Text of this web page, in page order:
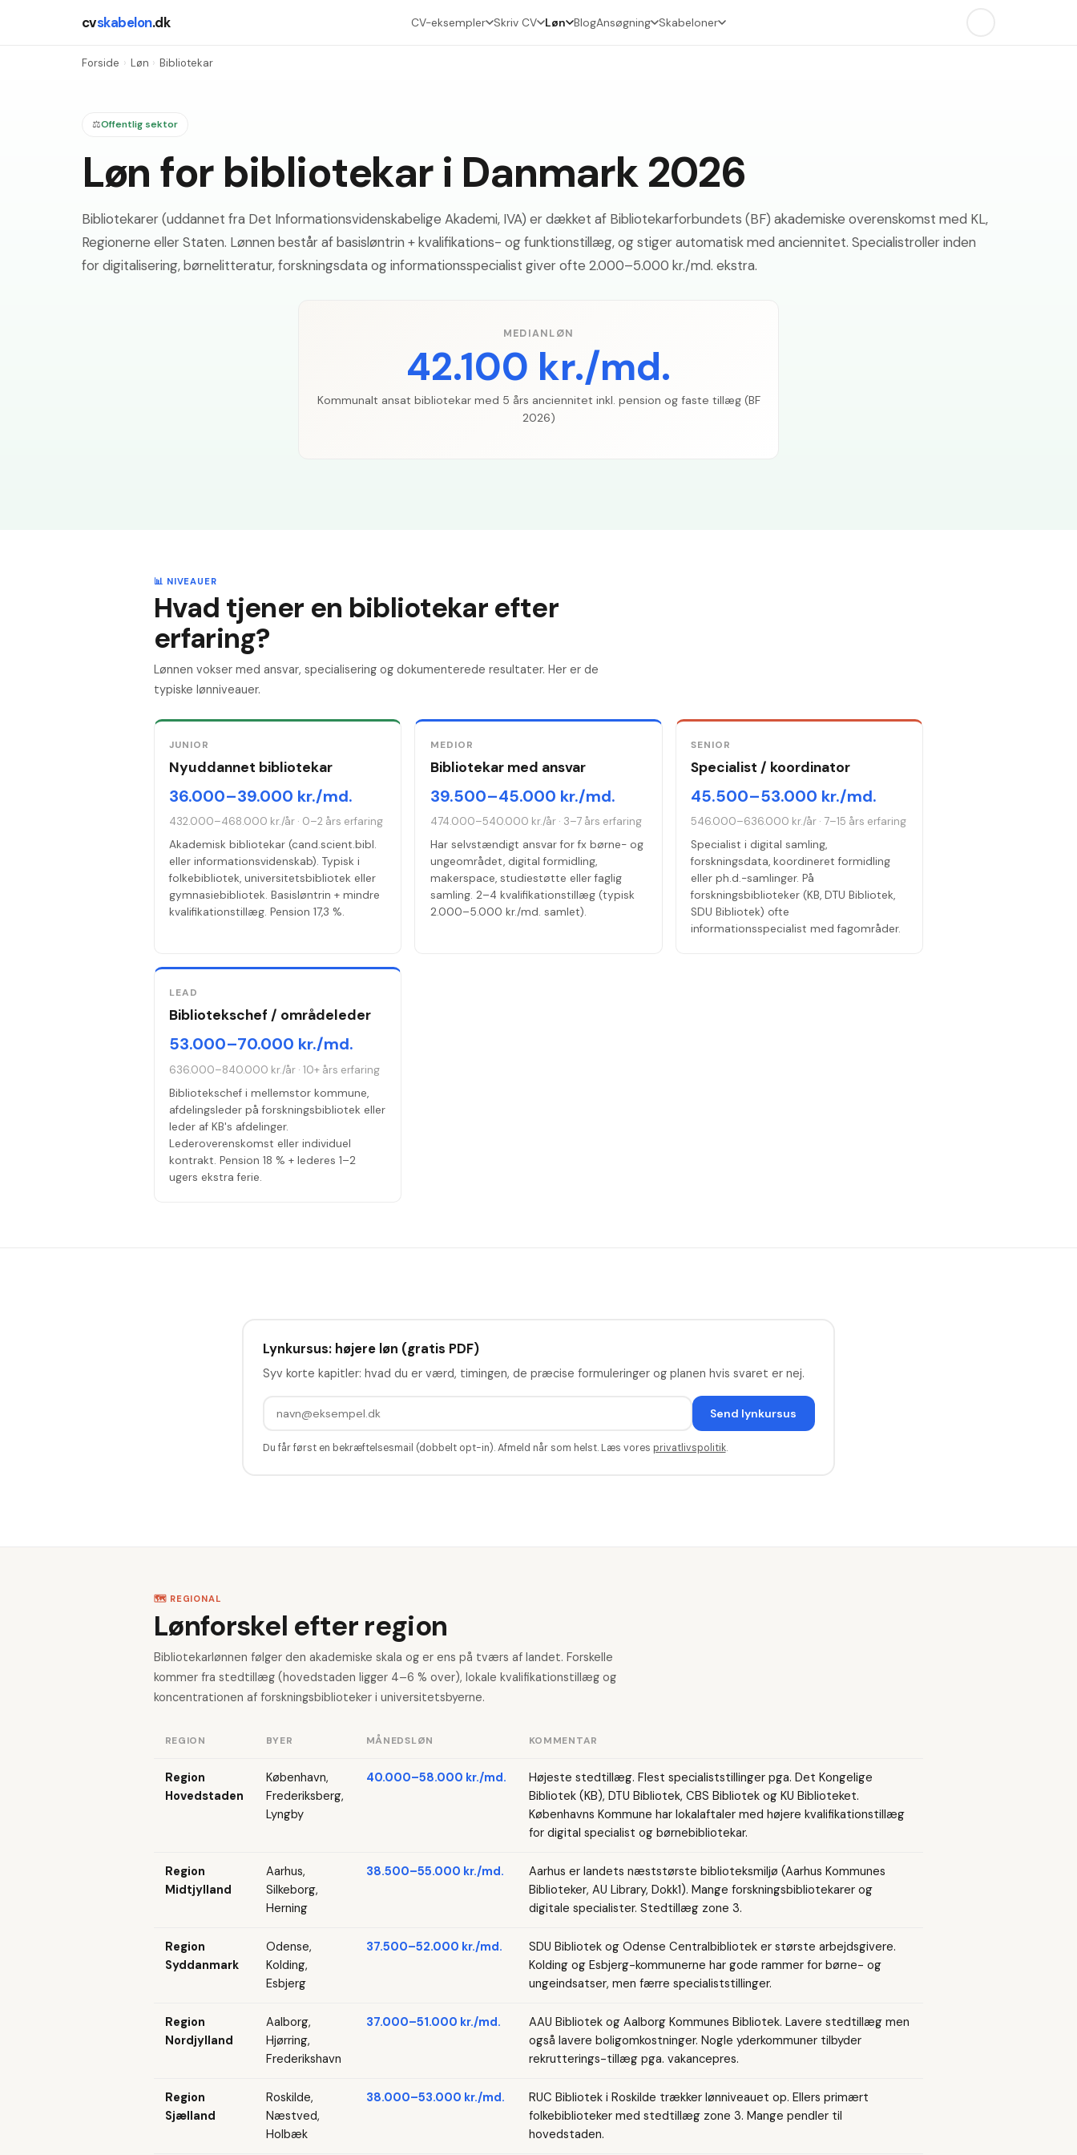
cvskabelon.dk CV-eksempler Skriv CV Løn BlogAnsøgning Skabeloner
Forside › Løn › Bibliotekar
⚖️Offentlig sektor
Løn for bibliotekar i Danmark 2026
Bibliotekarer (uddannet fra Det Informationsvidenskabelige Akademi, IVA) er dækket af Bibliotekarforbundets (BF) akademiske overenskomst med KL,
Regionerne eller Staten. Lønnen består af basisløntrin + kvalifikations- og funktionstillæg, og stiger automatisk med anciennitet. Specialistroller inden
for digitalisering, børnelitteratur, forskningsdata og informationsspecialist giver ofte 2.000–5.000 kr./md. ekstra.
MEDIANLØN
42.100 kr./md.
Kommunalt ansat bibliotekar med 5 års anciennitet inkl. pension og faste tillæg (BF
2026)
📊 NIVEAUER
Hvad tjener en bibliotekar efter
erfaring?
Lønnen vokser med ansvar, specialisering og dokumenterede resultater. Her er de
typiske lønniveauer.
JUNIOR
Nyuddannet bibliotekar
36.000–39.000 kr./md.
432.000–468.000 kr./år · 0–2 års erfaring
Akademisk bibliotekar (cand.scient.bibl.
eller informationsvidenskab). Typisk i
folkebibliotek, universitetsbibliotek eller
gymnasiebibliotek. Basisløntrin + mindre
kvalifikationstillæg. Pension 17,3 %.
MEDIOR
Bibliotekar med ansvar
39.500–45.000 kr./md.
474.000–540.000 kr./år· 3–7 års erfaring
Har selvstændigt ansvar for fx børne- og
ungeområdet, digital formidling,
makerspace, studiestøtte eller faglig
samling. 2–4 kvalifikationstillæg (typisk
2.000–5.000 kr./md. samlet).
SENIOR
Specialist / koordinator
45.500–53.000 kr./md.
546.000–636.000 kr./år · 7–15 års erfaring
Specialist i digital samling,
forskningsdata, koordineret formidling
eller ph.d.-samlinger. På
forskningsbiblioteker (KB, DTU Bibliotek,
SDU Bibliotek) ofte
informationsspecialist med fagområder.
LEAD
Bibliotekschef / områdeleder
53.000–70.000 kr./md.
636.000–840.000 kr./år ·10+ års erfaring
Bibliotekschef i mellemstor kommune,
afdelingsleder på forskningsbibliotek eller
leder af KB's afdelinger.
Lederoverenskomst eller individuel
kontrakt. Pension 18 % + lederes 1–2
ugers ekstra ferie.
Lynkursus: højere løn (gratis PDF)
Syv korte kapitler: hvad du er værd, timingen, de præcise formuleringer og planen hvis svaret er nej.
Send lynkursus
Du får først en bekræftelsesmail (dobbelt opt-in). Afmeld når som helst. Læs vores privatlivspolitik.
🗺️ REGIONAL
Lønforskel efter region
Bibliotekarlønnen følger den akademiske skala og er ens på tværs af landet. Forskelle
kommer fra stedtillæg (hovedstaden ligger 4–6 % over), lokale kvalifikationstillæg og
koncentrationen af forskningsbiblioteker i universitetsbyerne.
REGION BYER MÅNEDSLØN KOMMENTAR
Region
Hovedstaden
København,
Frederiksberg,
Lyngby
40.000–58.000 kr./md.
Højeste stedtillæg. Flest specialiststillinger pga. Det Kongelige
Bibliotek (KB), DTU Bibliotek, CBS Bibliotek og KU Biblioteket.
Københavns Kommune har lokalaftaler med højere kvalifikationstillæg
for digital specialist og børnebibliotekar.
Region
Midtjylland
Aarhus,
Silkeborg,
Herning
38.500–55.000 kr./md.
Aarhus er landets næststørste biblioteksmiljø (Aarhus Kommunes
Biblioteker, AU Library, Dokk1). Mange forskningsbibliotekarer og
digitale specialister. Stedtillæg zone 3.
Region
Syddanmark
Odense,
Kolding,
Esbjerg
37.500–52.000 kr./md.
SDU Bibliotek og Odense Centralbibliotek er største arbejdsgivere.
Kolding og Esbjerg-kommunerne har gode rammer for børne- og
ungeindsatser, men færre specialiststillinger.
Region
Nordjylland
Aalborg,
Hjørring,
Frederikshavn
37.000–51.000 kr./md.
AAU Bibliotek og Aalborg Kommunes Bibliotek. Lavere stedtillæg men
også lavere boligomkostninger. Nogle yderkommuner tilbyder
rekrutterings-tillæg pga. vakancepres.
Region
Sjælland
Roskilde,
Næstved,
Holbæk
38.000–53.000 kr./md.
RUC Bibliotek i Roskilde trækker lønniveauet op. Ellers primært
folkebiblioteker med stedtillæg zone 3. Mange pendler til
hovedstaden.